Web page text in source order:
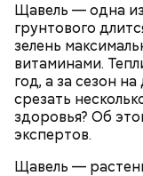
Щавель — одна
грунтового
зелень
витаминами.
год, а за сезон
срезать
здоровья? Об
экспертов.
Щавель —
ЗДОРОВЬЕ
ПРОДУКТЫ